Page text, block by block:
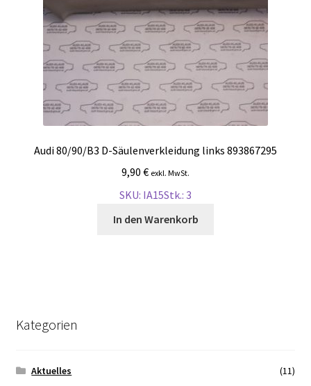
Audi 80/90/B3 D-Säulenverkleidung links 893867295
9,90 € exkl. MwSt.
SKU: IA15Stk.: 3
In den Warenkorb
Kategorien
Aktuelles
(11)